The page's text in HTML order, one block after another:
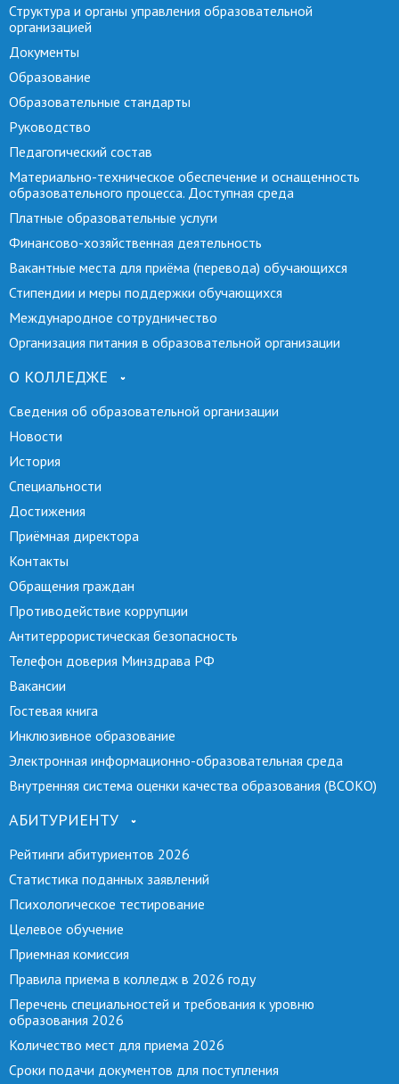
Структура и органы управления образовательной
организацией
Документы
Образование
Образовательные стандарты
Руководство
Педагогический состав
Материально-техническое обеспечение и оснащенность
образовательного процесса. Доступная среда
Платные образовательные услуги
Финансово-хозяйственная деятельность
Вакантные места для приёма (перевода) обучающихся
Стипендии и меры поддержки обучающихся
Международное сотрудничество
Организация питания в образовательной организации
О КОЛЛЕДЖЕ
Сведения об образовательной организации
Новости
История
Специальности
Достижения
Приёмная директора
Контакты
Обращения граждан
Противодействие коррупции
Антитеррористическая безопасность
Телефон доверия Минздрава РФ
Вакансии
Гостевая книга
Инклюзивное образование
Электронная информационно-образовательная среда
Внутренняя система оценки качества образования (ВСОКО)
АБИТУРИЕНТУ
Рейтинги абитуриентов 2026
Статистика поданных заявлений
Психологическое тестирование
Целевое обучение
Приемная комиссия
Правила приема в колледж в 2026 году
Перечень специальностей и требования к уровню
образования 2026
Количество мест для приема 2026
Сроки подачи документов для поступления